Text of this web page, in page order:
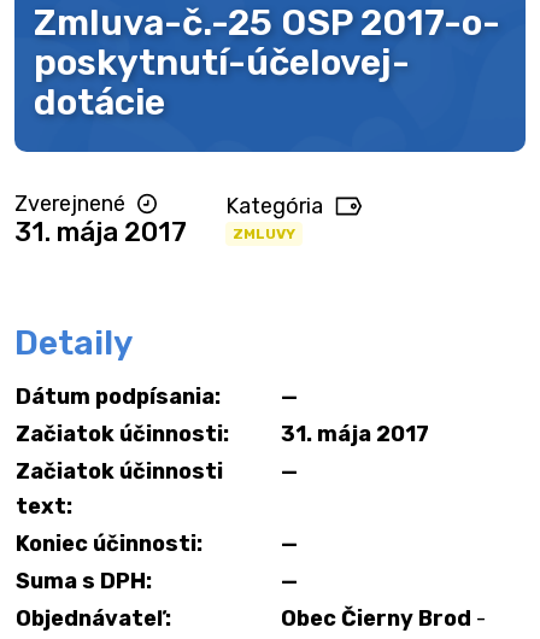
Zmluva-č.-25 OSP 2017-o-
poskytnutí-účelovej-
dotácie
Zverejnené
31. mája 2017
Kategória
ZMLUVY
Detaily
Dátum podpísania:
—
Začiatok účinnosti:
31. mája 2017
Začiatok účinnosti
text:
—
Koniec účinnosti:
—
Suma s DPH:
—
Objednávateľ:
Obec Čierny Brod -